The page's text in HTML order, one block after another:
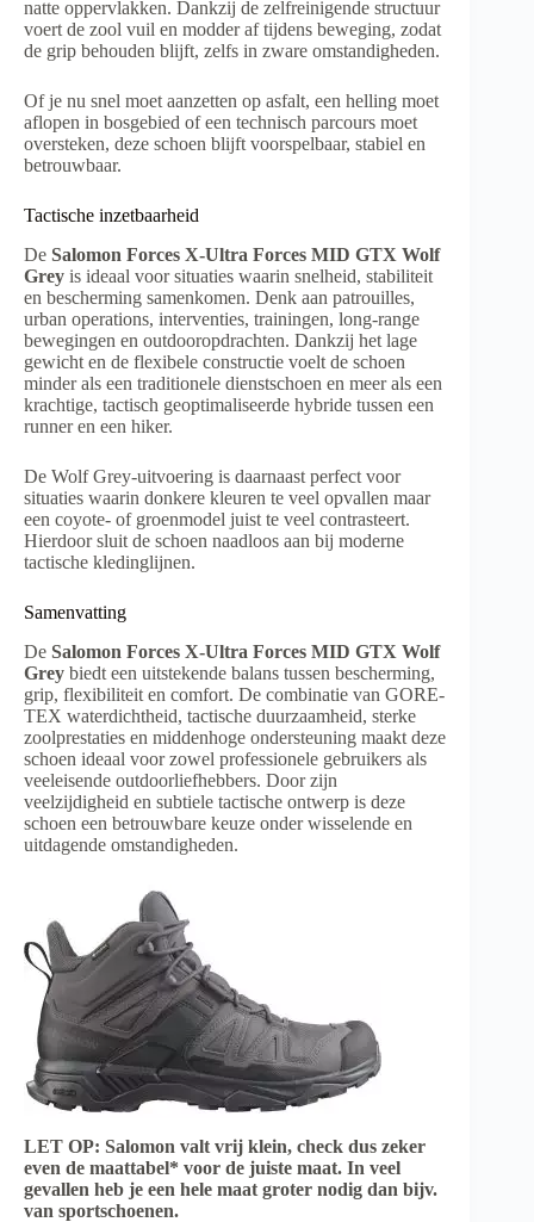
natte oppervlakken. Dankzij de zelfreinigende structuur
voert de zool vuil en modder af tijdens beweging, zodat
de grip behouden blijft, zelfs in zware omstandigheden.
Of je nu snel moet aanzetten op asfalt, een helling moet
aflopen in bosgebied of een technisch parcours moet
oversteken, deze schoen blijft voorspelbaar, stabiel en
betrouwbaar.
Tactische inzetbaarheid
De Salomon Forces X-Ultra Forces MID GTX Wolf
Grey is ideaal voor situaties waarin snelheid, stabiliteit
en bescherming samenkomen. Denk aan patrouilles,
urban operations, interventies, trainingen, long-range
bewegingen en outdooropdrachten. Dankzij het lage
gewicht en de flexibele constructie voelt de schoen
minder als een traditionele dienstschoen en meer als een
krachtige, tactisch geoptimaliseerde hybride tussen een
runner en een hiker.
De Wolf Grey-uitvoering is daarnaast perfect voor
situaties waarin donkere kleuren te veel opvallen maar
een coyote- of groenmodel juist te veel contrasteert.
Hierdoor sluit de schoen naadloos aan bij moderne
tactische kledinglijnen.
Samenvatting
De Salomon Forces X-Ultra Forces MID GTX Wolf
Grey biedt een uitstekende balans tussen bescherming,
grip, flexibiliteit en comfort. De combinatie van GORE-
TEX waterdichtheid, tactische duurzaamheid, sterke
zoolprestaties en middenhoge ondersteuning maakt deze
schoen ideaal voor zowel professionele gebruikers als
veeleisende outdoorliefhebbers. Door zijn
veelzijdigheid en subtiele tactische ontwerp is deze
schoen een betrouwbare keuze onder wisselende en
uitdagende omstandigheden.
LET OP: Salomon valt vrij klein, check dus zeker
even de maattabel* voor de juiste maat. In veel
gevallen heb je een hele maat groter nodig dan bijv.
van sportschoenen.